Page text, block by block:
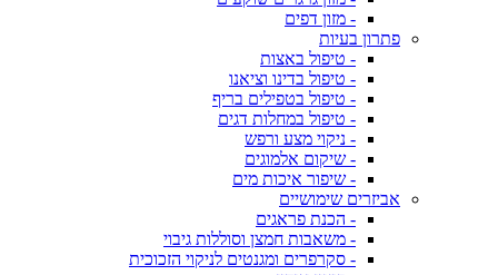
- מזון דפים
פתרון בעיות
- טיפול באצות
- טיפול בדינו וציאנו
- טיפול בטפילים בריף
- טיפול במחלות דגים
- ניקוי מצע ורפש
- שיקום אלמוגים
- שיפור איכות מים
אביזרים שימושיים
- הכנת פראגים
- משאבות חמצן וסוללות גיבוי
- סקרפרים ומגנטים לניקוי הזכוכית